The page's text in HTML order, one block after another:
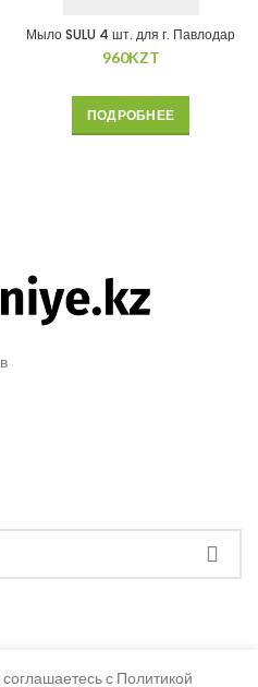
Мыло SULU 4 шт. для г. Павлодар
960KZT
ПОДРОБНЕЕ
с Политикой